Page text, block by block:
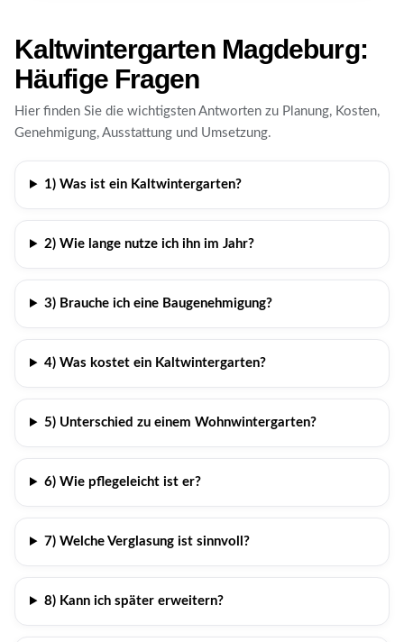
Kaltwintergarten Magdeburg:
Häufige Fragen
Hier finden Sie die wichtigsten Antworten zu Planung, Kosten,
Genehmigung, Ausstattung und Umsetzung.
1) Was ist ein Kaltwintergarten?
2) Wie lange nutze ich ihn im Jahr?
3) Brauche ich eine Baugenehmigung?
4) Was kostet ein Kaltwintergarten?
5) Unterschied zu einem Wohnwintergarten?
6) Wie pflegeleicht ist er?
7) Welche Verglasung ist sinnvoll?
8) Kann ich später erweitern?